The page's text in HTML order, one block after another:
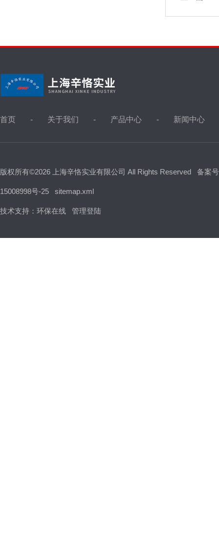
首页 关于我们 产品中心 新闻中心
版权所有©2026 上海辛恪实业有限公司 All Rights Reserved 备案
15008998号-25 sitemap.xml
技术支持： 环保在线 管理登陆